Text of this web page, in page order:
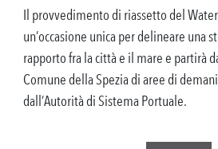
Il provvedimento di riassetto del
un’occasione unica per delineare una
rapporto fra la città e il mare e partirà
Comune della Spezia di aree di
dall’Autorità di Sistema Portuale.